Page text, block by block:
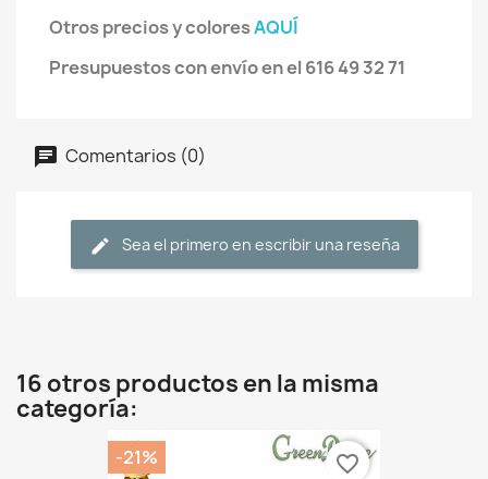
Otros precios y coloresAQUÍ
Presupuestos con envío en el 616 49 32 71
Comentarios (0)
Sea el primero en escribir una reseña
16 otros productos en la misma
categoría:
-21% favorite_border